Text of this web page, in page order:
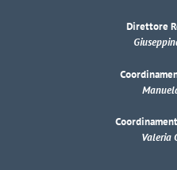
Direttore
Valeria